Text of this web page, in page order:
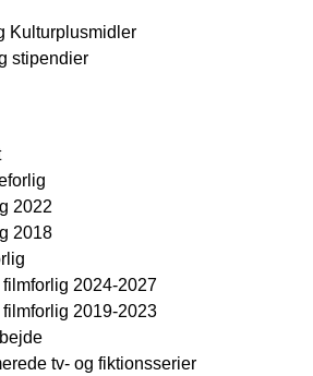
Kulturplusmidler
stipendier
2022
2018
filmforlig 2024-2027
filmforlig 2019-2023
tv- og fiktionsserier